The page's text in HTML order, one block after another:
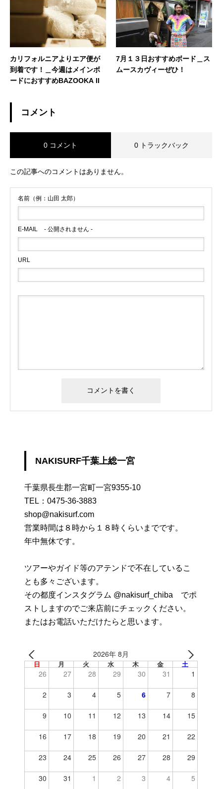
カリフォルニアよりエア便が
到着です！＿今週はメインボ
ードにおすすめBAZOOKA II
7月１３日おすすめボード＿ス
ムースカヴィーぜひ！
コメント
0 コメント 0 トラックバック
この記事へのコメントはありません。
名前（例：山田 太郎）
E-MAIL - 公開されません -
URL
NAKISURF千葉上総一宮
千葉県長生郡一宮町一宮9355-10
TEL： 0475-36-3883
shop@nakisurf.com
営業時間は８時から１８時くらいまでです。
年中無休です。
ツアーやガイド等のアテンドで不在しているこ
とも多々ございます。
その都度インスタグラム @nakisurf_chiba でポ
ストしますのでご来店前にチェックください。
またはお電話いただけたらと思います。
2026年 8月
日 月 火 水 木 金 土
26 27 28 29 30 31 1
2 3 4 5 6 7 8
9 10 11 12 13 14 15
16 17 18 19 20 21 22
23 24 25 26 27 28 29
30 31 1 2 3 4 5